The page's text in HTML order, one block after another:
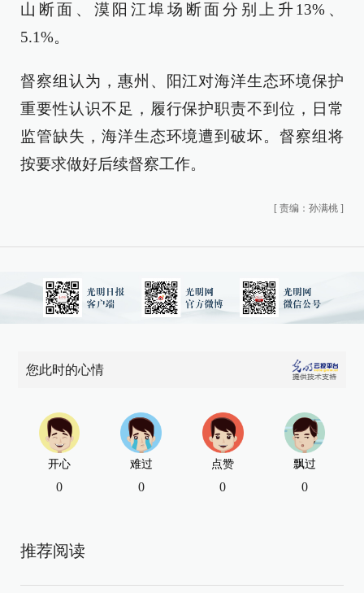
山断面、漠阳江埠场断面分别上升13%、
5.1%。
督察组认为，惠州、阳江对海洋生态环境保护
重要性认识不足，履行保护职责不到位，日常
监管缺失，海洋生态环境遭到破坏。督察组将
按要求做好后续督察工作。
[ 责编：孙满桃 ]
您此时的心情
开心
0
难过
0
点赞
0
飘过
0
推荐阅读